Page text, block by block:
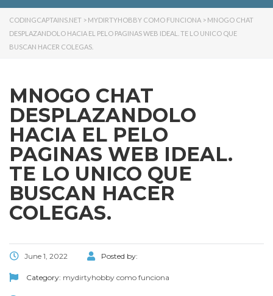
CODINGCAPTAINS.NET > MYDIRTYHOBBY COMO FUNCIONA > MNOGO CHAT
DESPLAZANDOLO HACIA EL PELO PAGINAS WEB IDEAL. TE LO UNICO QUE
BUSCAN HACER COLEGAS.
MNOGO CHAT
DESPLAZANDOLO
HACIA EL PELO
PAGINAS WEB IDEAL.
TE LO UNICO QUE
BUSCAN HACER
COLEGAS.
June 1, 2022 Posted by:
Category: mydirtyhobby como funciona